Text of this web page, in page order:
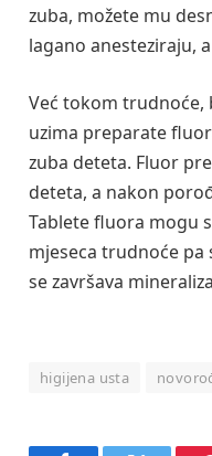
zuba, možete mu
lagano anesteziraju,
Već tokom trudnoće,
uzima preparate
zuba deteta. Fluor
deteta, a nakon
Tablete fluora mogu
mjeseca trudnoće pa
se završava
higijena usta